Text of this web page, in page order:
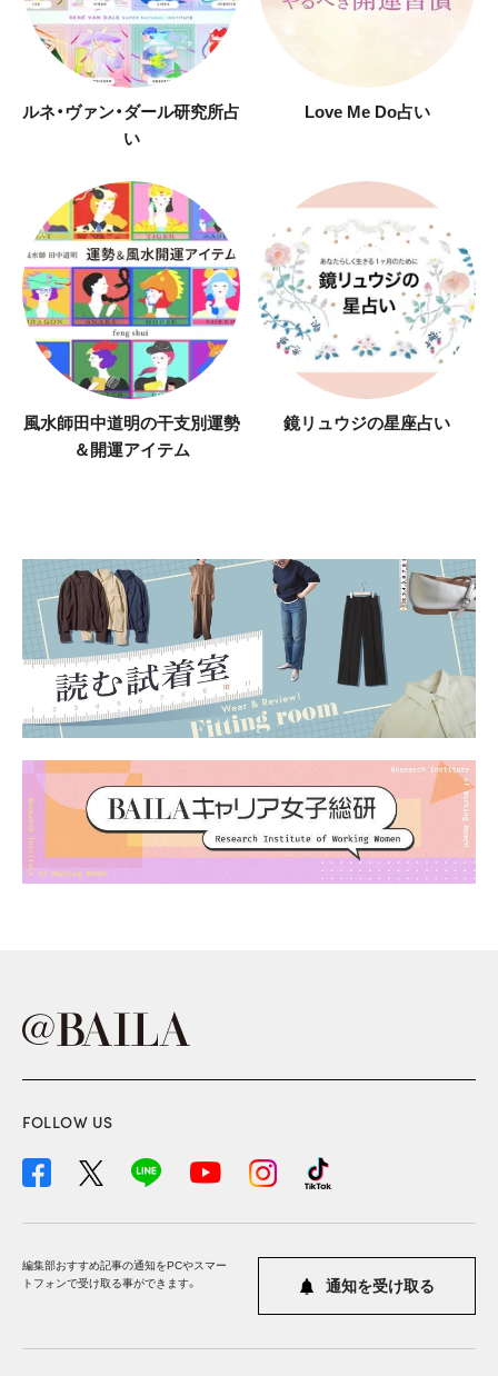
ルネ・ヴァン・ダール研究所占
い
Love Me Do占い
風水師田中道明の干支別運勢
＆開運アイテム
鏡リュウジの星座占い
FOLLOW US
編集部おすすめ記事の通知をPCやスマー
トフォンで受け取る事ができます。
通知を受け取る